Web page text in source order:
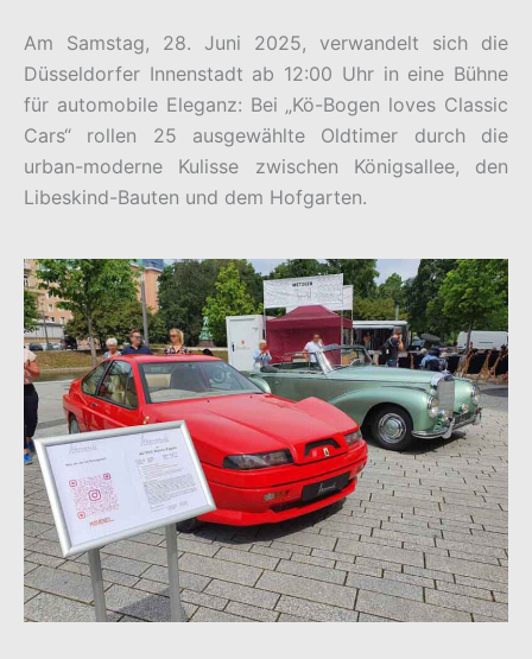
Am Samstag, 28. Juni 2025, verwandelt sich die
Düsseldorfer Innenstadt ab 12:00 Uhr in eine Bühne
für automobile Eleganz: Bei „Kö-Bogen loves Classic
Cars“ rollen 25 ausgewählte Oldtimer durch die
urban-moderne Kulisse zwischen Königsallee, den
Libeskind-Bauten und dem Hofgarten.